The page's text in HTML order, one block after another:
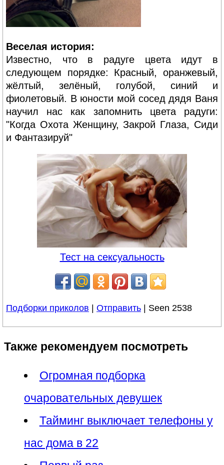
Веселая история:
Известно, что в радуге цвета идут в
следующем порядке: Красный, оранжевый,
жёлтый, зелёный, голубой, синий и
фиолетовый. В юности мой сосед дядя Ваня
научил нас как запомнить цвета радуги:
"Когда Охота Женщину, Закрой Глаза, Сиди
и Фантазируй"
Тест на сексуальность
Подборки приколов Отправить | Seen 2538
Также рекомендуем посмотреть
Огромная подборка
очаровательных девушек
Тайминг выключает телефоны у
нас дома в 22